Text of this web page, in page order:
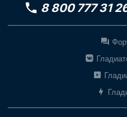
8 800 777 31